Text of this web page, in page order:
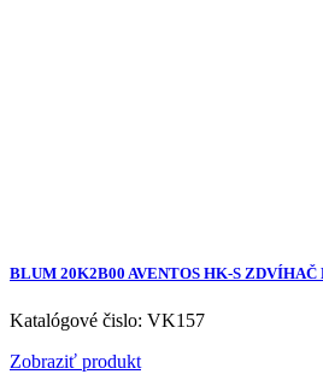
BLUM 20K2B00 AVENTOS HK-S
Katalógové čislo: VK157
Zobraziť produkt